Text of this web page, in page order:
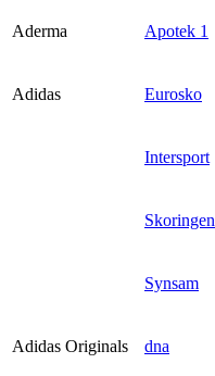
Aderma Apotek 1
Adidas Eurosko
Intersport
Skoringen
Synsam
Adidas Originals dna